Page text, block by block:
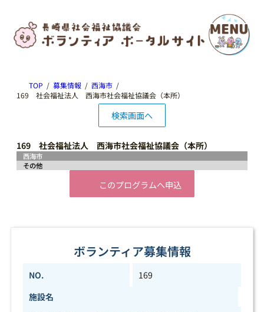
TOP 募集情報
西海市
169 社会福祉法人 西海市社会福祉協議会（本所）
検索画面へ
169 社会福祉法人 西海市社会福祉協議会（本所）
西海市
その他
このプログラムへ申込
ボランティア募集情報
NO.
169
施設名